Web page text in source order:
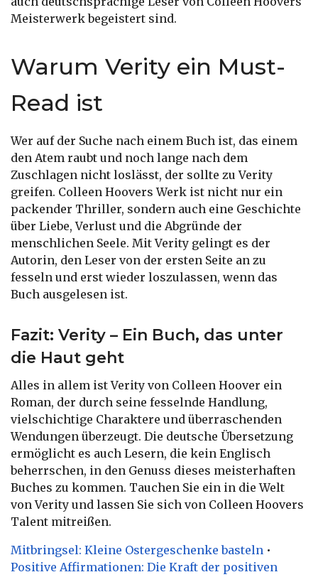
Meisterwerk begeistert sind.
Warum Verity ein Must-
Read ist
Wer auf der Suche nach einem Buch ist, das einem
den Atem raubt und noch lange nach dem
Zuschlagen nicht loslässt, der sollte zu Verity
greifen. Colleen Hoovers Werk ist nicht nur ein
packender Thriller, sondern auch eine Geschichte
über Liebe, Verlust und die Abgründe der
menschlichen Seele. Mit Verity gelingt es der
Autorin, den Leser von der ersten Seite an zu
fesseln und erst wieder loszulassen, wenn das
Buch ausgelesen ist.
Fazit: Verity – Ein Buch, das unter
die Haut geht
Alles in allem ist Verity von Colleen Hoover ein
Roman, der durch seine fesselnde Handlung,
vielschichtige Charaktere und überraschenden
Wendungen überzeugt. Die deutsche Übersetzung
ermöglicht es auch Lesern, die kein Englisch
beherrschen, in den Genuss dieses meisterhaften
Buches zu kommen. Tauchen Sie ein in die Welt
von Verity und lassen Sie sich von Colleen Hoovers
Talent mitreißen.
Mitbringsel: Kleine Ostergeschenke basteln •
Positive Affirmationen: Die Kraft der positiven